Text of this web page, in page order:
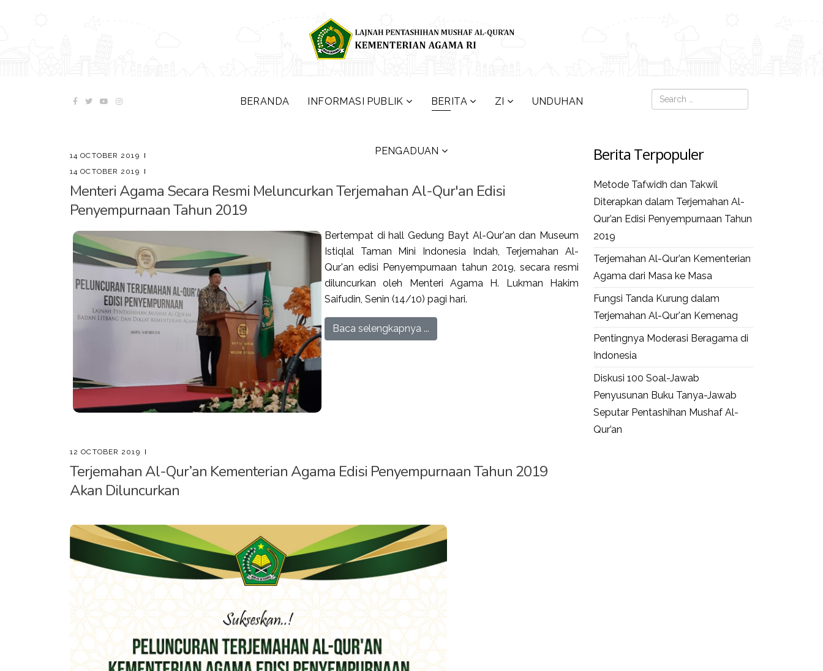
BERANDA INFORMASI PUBLIK BERITA ZI UNDUHAN
PENGADUAN
Search
14 OCTOBER 2019
14 OCTOBER 2019
Menteri Agama Secara Resmi Meluncurkan Terjemahan Al-Qur'an Edisi
Penyempurnaan Tahun 2019
Bertempat di hall Gedung Bayt Al-Qur'an dan Museum
Istiqlal Taman Mini Indonesia Indah, Terjemahan Al-
Qur'an edisi Penyempurnaan tahun 2019, secara resmi
diluncurkan oleh Menteri Agama H. Lukman Hakim
Saifudin, Senin (14/10) pagi hari.
Baca selengkapnya ...
12 OCTOBER 2019
Terjemahan Al-Qur’an Kementerian Agama Edisi Penyempurnaan Tahun 2019
Akan Diluncurkan
Berita Terpopuler
Metode Tafwidh dan Takwil
Diterapkan dalam Terjemahan Al-
Qur’an Edisi Penyempurnaan Tahun
2019
Terjemahan Al-Qur’an Kementerian
Agama dari Masa ke Masa
Fungsi Tanda Kurung dalam
Terjemahan Al-Qur'an Kemenag
Pentingnya Moderasi Beragama di
Indonesia
Diskusi 100 Soal-Jawab
Penyusunan Buku Tanya-Jawab
Seputar Pentashihan Mushaf Al-
Qur’an